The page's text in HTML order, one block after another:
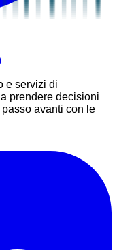
e servizi di
prendere decisioni
avanti con le